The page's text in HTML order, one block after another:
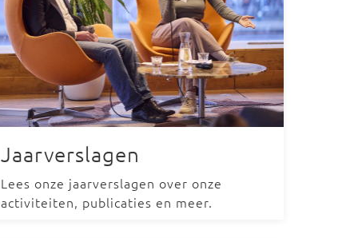
Jaarverslagen
Lees onze jaarverslagen over onze
activiteiten, publicaties en meer.